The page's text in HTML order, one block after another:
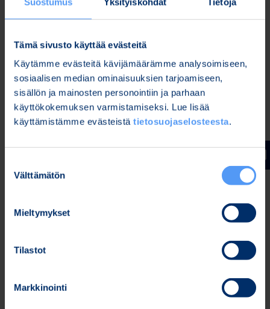
Tämä sivusto käyttää evästeitä
Käytämme evästeitä kävijämäärämme analysoimiseen,
sosiaalisen median ominaisuuksien tarjoamiseen,
sisällön ja mainosten personointiin ja parhaan
käyttökokemuksen varmistamiseksi. Lue lisää
käyttämistämme evästeistä tietosuojaselosteesta.
valinta
Välttämätön
Mieltymykset
Tilastot
Markkinointi
osakemäärä voi poiketa olennaisesti tästä arviosta
Toimitusjohtajalle tämän ohjelman perusteella
suoritettaviin lisäosakkeisiin liittyy kolmen vuoden
luovutusrajoitus (lock-up).
Oulussa, 27.4.2023
Bittium Oyj
Hallitus
Kari Jokela
Jakelu